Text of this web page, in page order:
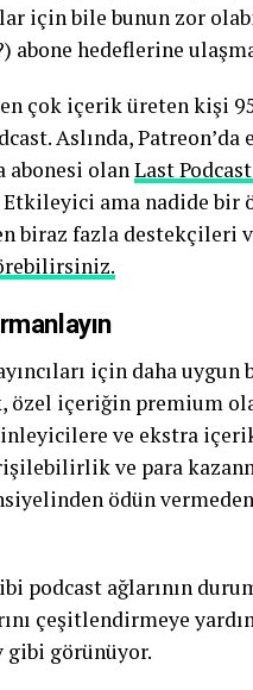
için bile bunun zor
hedeflerine
en çok içerik üreten kişi
Aslında, Patreon’da
abonesi olanLast
ama nadide bir
biraz fazla destekçileri
için daha
özel içeriğin premium
ve ekstra
ve para
ödün
podcast ağlarının
çeşitlendirmeye
gibi görünüyor.